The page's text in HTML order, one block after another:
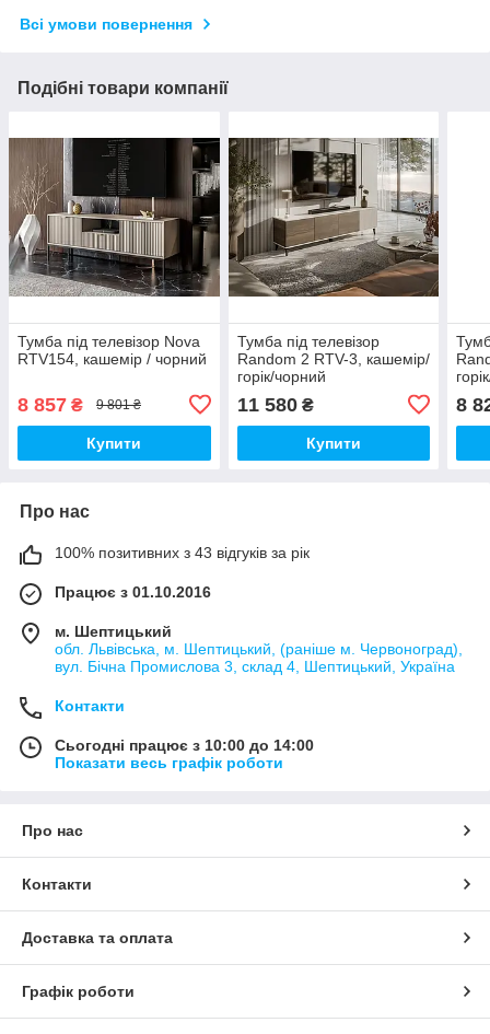
Всі умови повернення
Подібні товари компанії
Тумба під телевізор Nova
RTV154, кашемір / чорний
8 857 ₴ 9 801 ₴
Купити
Тумба під телевізор
Random 2 RTV-3, кашемір/
горік/чорний
11 580₴
Купити
8
Про нас
100% позитивних з 43 відгуків за рік
Працює з 01.10.2016
м. Шептицький
обл. Львівська, м. Шептицький, (раніше м. Червоноград),
вул. Бічна Промислова 3, склад 4, Шептицький, Україна
Контакти
Сьогодні працює з 10:00 до 14:00
Показати весь графік роботи
Про нас
Контакти
Доставка та оплата
Графік роботи